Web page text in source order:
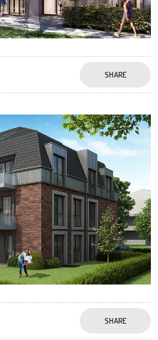
SHARE
SHARE